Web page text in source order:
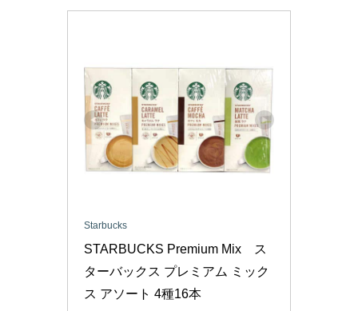
Starbucks
STARBUCKS Premium Mix　ス
ターバックス プレミアム ミック
ス アソート 4種16本